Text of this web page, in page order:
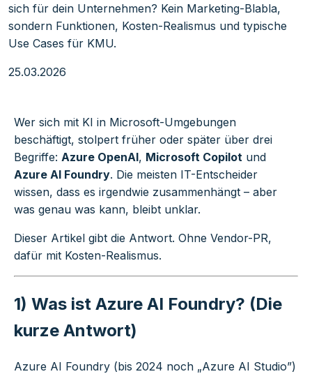
sich für dein Unternehmen? Kein Marketing-Blabla,
sondern Funktionen, Kosten-Realismus und typische
Use Cases für KMU.
25.03.2026
Wer sich mit KI in Microsoft-Umgebungen
beschäftigt, stolpert früher oder später über drei
Begriffe: Azure OpenAI, Microsoft Copilot und
Azure AI Foundry. Die meisten IT-Entscheider
wissen, dass es irgendwie zusammenhängt – aber
was genau was kann, bleibt unklar.
Dieser Artikel gibt die Antwort. Ohne Vendor-PR,
dafür mit Kosten-Realismus.
1) Was ist Azure AI Foundry? (Die
kurze Antwort)
Azure AI Foundry (bis 2024 noch „Azure AI Studio”)